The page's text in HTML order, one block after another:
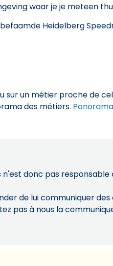
waar je je meteen
Heidelberg
sur un métier proche de
des métiers.
donc pas
de lui communiquer des
pas à nous la